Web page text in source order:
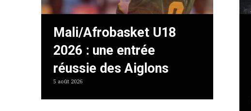
Mali/Afrobasket U18
2026 : une entrée
réussie des Aiglons
5 août 2026